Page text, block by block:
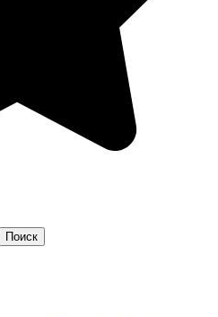
Поиск